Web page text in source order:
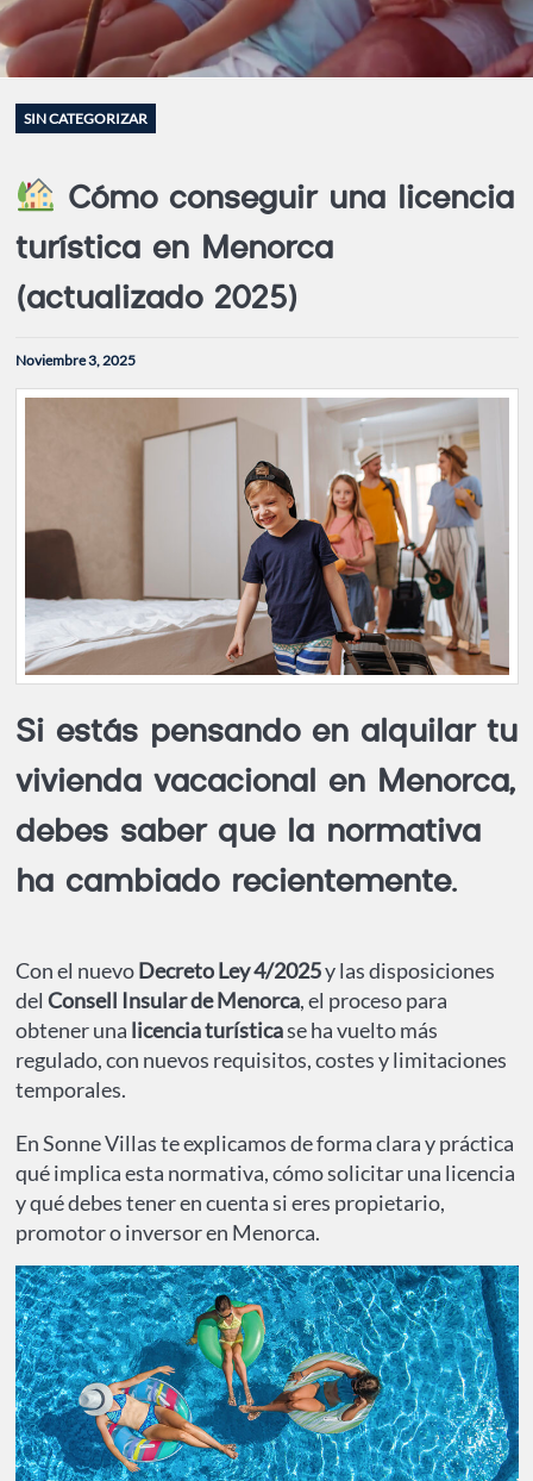
SIN CATEGORIZAR
Cómo conseguir una licencia
turística en Menorca
(actualizado 2025)
Noviembre 3, 2025
Si estás pensando en alquilar tu
vivienda vacacional en Menorca,
debes saber que la normativa
ha cambiado recientemente.
Con el nuevoDecreto Ley 4/2025y las disposiciones
del Consell Insular de Menorca, el proceso para
obtener una licencia turísticase ha vuelto más
regulado, con nuevos requisitos, costes y limitaciones
temporales.
En Sonne Villas te explicamos de forma clara y práctica
qué implica esta normativa, cómo solicitar una licencia
y qué debes tener en cuenta si eres propietario,
promotor o inversor en Menorca.